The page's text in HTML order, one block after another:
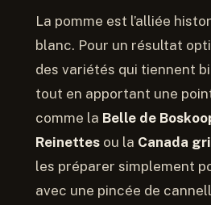
La pomme est l’alliée
blanc. Pour un résultat
des variétés qui tiennent
tout en apportant une
comme la Belle de
Reinettes ou la Canada
les préparer simplement
avec une pincée de